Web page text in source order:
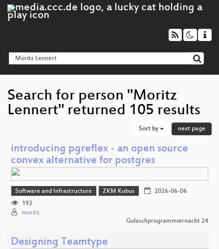
Search for person "Moritz
Lennert" returned 105 results
Sort by next page
introducing pgreflex - an open source
convex alternative for postgres
Software and Infrastructure ZKM Kubus
2026-06-06
193
moritz
Gulaschprogrammiernacht 24
Designing Teamtype